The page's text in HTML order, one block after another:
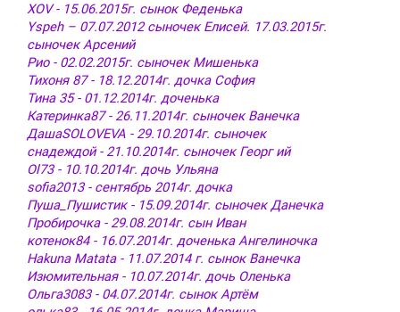
XOV - 15.06.2015г. сынок Феденька
Yspeh – 07.07.2012 сыночек Елисей. 17.03.2015г.
сыночек Арсений
Рио - 02.02.2015г. сыночек Мишенька
Тихоня 87 - 18.12.2014г. дочка София
Тина 35 - 01.12.2014г. доченька
Катеринка87 - 26.11.2014г. сыночек Ванечка
ДашаSOLOVEVA - 29.10.2014г. сыночек
снадеждой - 21.10.2014г. сыночек Георг ий
Ol73 - 10.10.2014г. дочь Ульяна
sofia2013 - сентябрь 2014г. дочка
Пуша_Пушистик - 15.09.2014г. сыночек Данечка
Пробирочка - 29.08.2014г. сын Иван
котенок84 - 16.07.2014г. доченька Ангелиночка
Hakuna Matata - 11.07.2014 г. сынок Ванечка
Изюмительная - 10.07.2014г. дочь Оленька
Ольга3083 - 04.07.2014г. сынок Артём